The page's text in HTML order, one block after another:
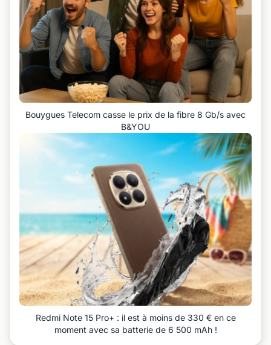
Bouygues Telecom casse le prix de la fibre 8 Gb/s avec
B&YOU
Redmi Note 15 Pro+ : il est à moins de 330 € en ce
moment avec sa batterie de 6 500 mAh !